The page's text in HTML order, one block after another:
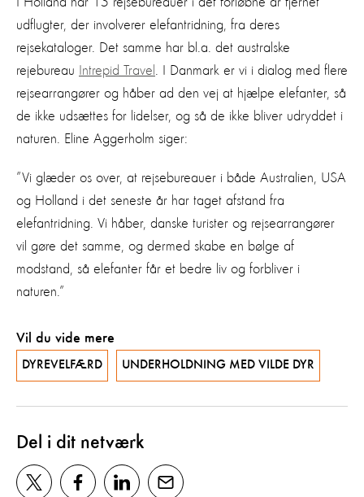
udflugter, der involverer elefantridning, fra deres
rejsekataloger. Det samme har bl.a. det australske
rejebureau
Intrepid Travel
. I Danmark er vi i dialog med flere
rejsearrangører og håber ad den vej at hjælpe elefanter, så
de ikke udsættes for lidelser, og så de ikke bliver udryddet i
naturen. Eline Aggerholm siger:
”Vi glæder os over, at rejsebureauer i både Australien, USA
og Holland i det seneste år har taget afstand fra
elefantridning. Vi håber, danske turister og rejsearrangører
vil gøre det samme, og dermed skabe en bølge af
modstand, så elefanter får et bedre liv og forbliver i
naturen.”
Vil du vide mere
DYREVELFÆRD UNDERHOLDNING MED VILDE DYR
Del i dit netværk